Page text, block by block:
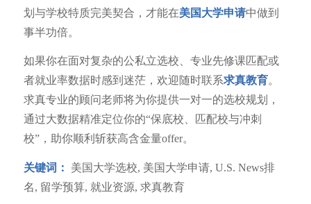
划与学校特质完美契合，才能在美国大学申请中做到
事半功倍。
如果你在面对复杂的公私立选校、专业先修课匹配或
者就业率数据时感到迷茫，欢迎随时联系求真教育。
求真专业的顾问老师将为你提供一对一的选校规划，
通过大数据精准定位你的“保底校、匹配校与冲刺
校”，助你顺利斩获高含金量offer。
关键词：
美国大学选校, 美国大学申请, U.S. News排
名, 留学预算, 就业资源, 求真教育